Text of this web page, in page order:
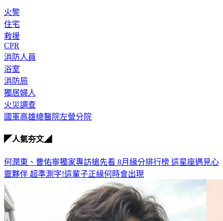
火警
住宅
救援
CPR
消防人員
浴室
消防局
獨居婦人
火災調查
國軍高雄總醫院左營分院
◤人氣夯文◢
何潤東、曹佑寧獨家專訪搶先看 8月緣分排行榜 這星座遇見心
靈夥伴 超準測字!這輩子正緣何時會出現